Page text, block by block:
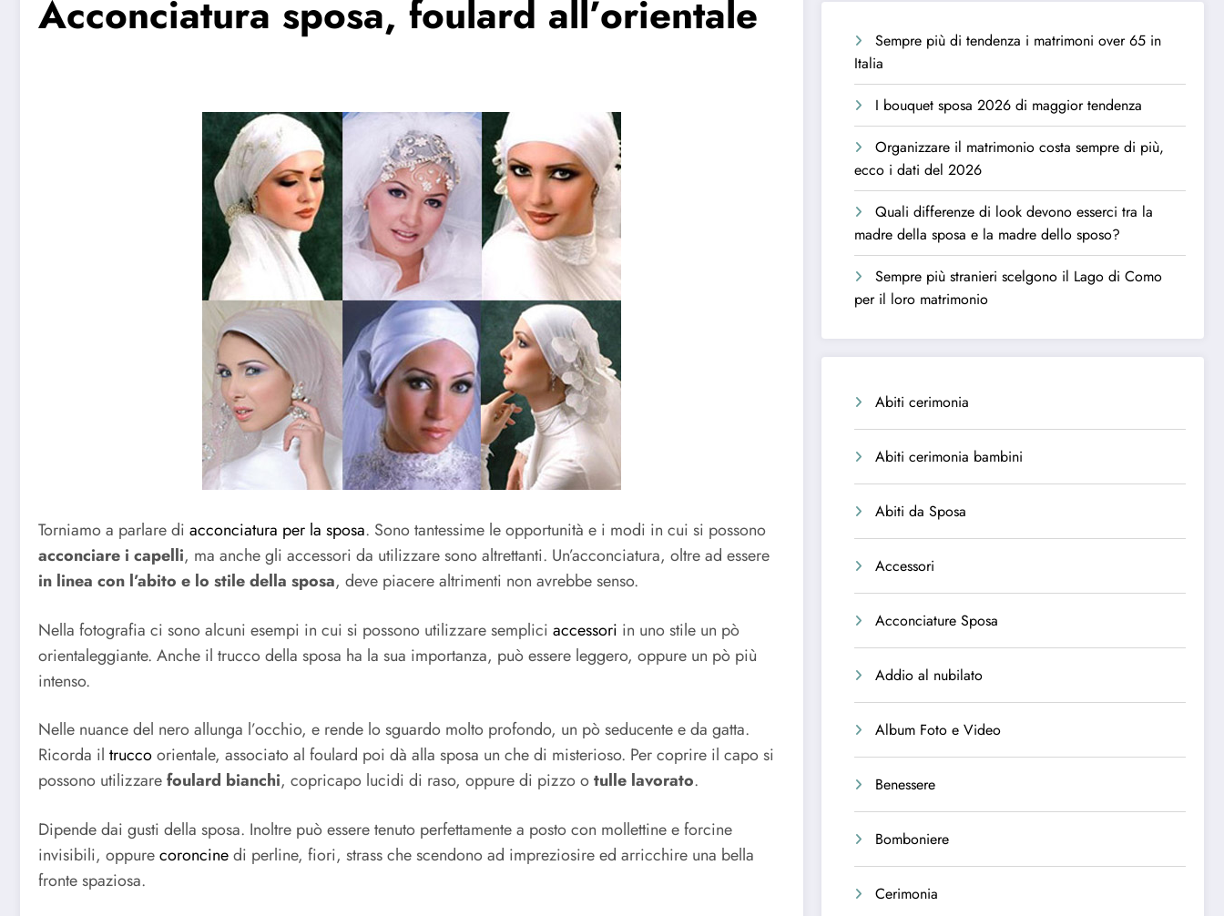
Acconciatura sposa, foulard all’orientale
Torniamo a parlare di acconciatura per la sposa. Sono tantessime le opportunità e i modi in cui si possono
acconciare i capelli, ma anche gli accessori da utilizzare sono altrettanti. Un’acconciatura, oltre ad essere
in linea con l’abito e lo stile della sposa, deve piacere altrimenti non avrebbe senso.
Nella fotografia ci sono alcuni esempi in cui si possono utilizzare semplici accessori in uno stile un pò
orientaleggiante. Anche il trucco della sposa ha la sua importanza, può essere leggero, oppure un pò più
intenso.
Nelle nuance del nero allunga l’occhio, e rende lo sguardo molto profondo, un pò seducente e da gatta.
Ricorda il truccoorientale, associato al foulard poi dà alla sposa un che di misterioso. Per coprire il capo si
possono utilizzarefoulard bianchi, copricapo lucidi di raso, oppure di pizzo otulle lavorato.
Dipende dai gusti della sposa. Inoltre può essere tenuto perfettamente a posto con mollettine e forcine
invisibili, oppurecoroncinedi perline, fiori, strass che scendono ad impreziosire ed arricchire una bella
fronte spaziosa.
Sempre più di tendenza i matrimoni over 65 in
Italia
I bouquet sposa 2026 di maggior tendenza
Organizzare il matrimonio costa sempre di più,
ecco i dati del 2026
Quali differenze di look devono esserci tra la
madre della sposa e la madre dello sposo?
Sempre più stranieri scelgono il Lago di Como
per il loro matrimonio
Abiti cerimonia
Abiti cerimonia bambini
Abiti da Sposa
Accessori
Acconciature Sposa
Addio al nubilato
Album Foto e Video
Benessere
Bomboniere
Cerimonia